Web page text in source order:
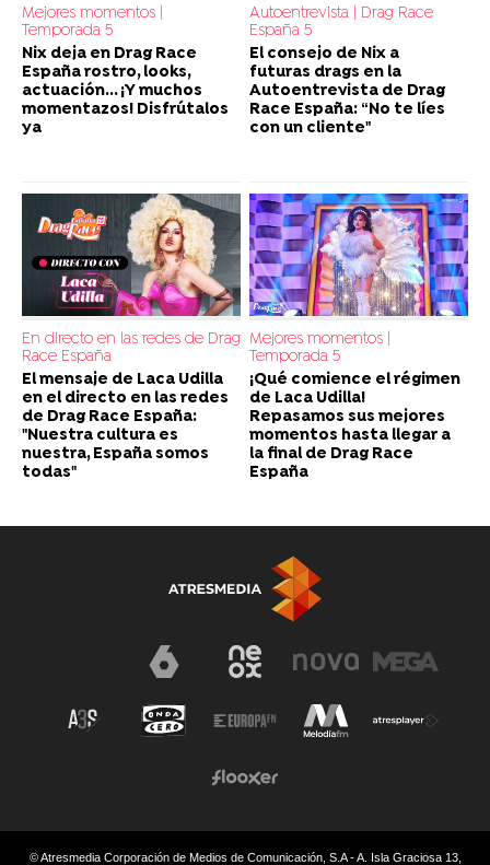
Mejores momentos |
Temporada 5
Nix deja en Drag Race
España rostro, looks,
actuación... ¡Y muchos
momentazos! Disfrútalos
ya
Autoentrevista | Drag Race
España 5
El consejo de Nix a
futuras drags en la
Autoentrevista de Drag
Race España: “No te líes
con un cliente"
En directo en las redes de Drag
Race España
El mensaje de Laca Udilla
en el directo en las redes
de Drag Race España:
"Nuestra cultura es
nuestra, España somos
todas"
Mejores momentos |
Temporada 5
¡Qué comience el régimen
de Laca Udilla!
Repasamos sus mejores
momentos hasta llegar a
la final de Drag Race
España
© Atresmedia Corporación de Medios de Comunicación, S.A - A. Isla Graciosa 13,